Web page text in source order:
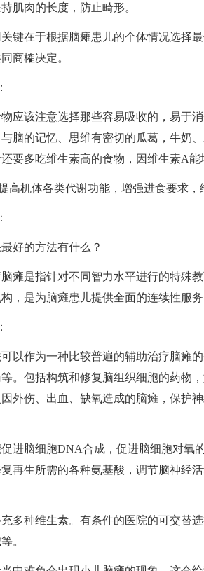
肌肉的长度，防止畸形。
在于根据脑瘫患儿的个体情况选择最
商榷决定。
该注意选择那些容易吸收的，易于消
脑的记忆、思维有密切的瓜葛，牛奶
要多吃维生素高的食物，因维生素A能
机体各类代谢功能，增强进食要求，
的方法有什么？
是指针对不同智力水平进行的特殊教
，是为脑瘫患儿提供全面的连续性服务
作为一种比较普遍的辅助治疗脑瘫的
。包括构筑和修复脑组织细胞的药物
外伤、出血、缺氧造成的脑瘫，保护
脑细胞DNA合成，促进脑细胞对氧
再生所需的各种氨基酸，调节脑神经
种维生素。有条件的医院的可交替选
。